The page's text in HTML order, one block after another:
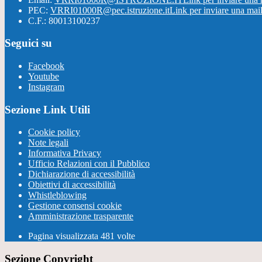
PEC: VRRI01000R@pec.istruzione.itLink per inviare una mail
C.F.: 80013100237
Seguici su
Facebook
Youtube
Instagram
Sezione Link Utili
Cookie policy
Note legali
Informativa Privacy
Ufficio Relazioni con il Pubblico
Dichiarazione di accessibilità
Obiettivi di accessibilità
Whistleblowing
Gestione consensi cookie
Amministrazione trasparente
Pagina visualizzata 481 volte
Sezione Copyright